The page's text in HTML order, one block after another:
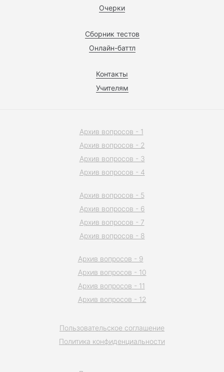
Очерки
Сборник тестов
Онлайн-баттл
Контакты
Учителям
Пользовательское соглашение
Политика конфиденциальности
Архив вопросов - 1
Архив вопросов - 2
Архив вопросов - 3
Архив вопросов - 4
Архив вопросов - 5
Архив вопросов - 6
Архив вопросов - 7
Архив вопросов - 8
Архив вопросов - 9
Архив вопросов - 10
Архив вопросов - 11
Архив вопросов - 12